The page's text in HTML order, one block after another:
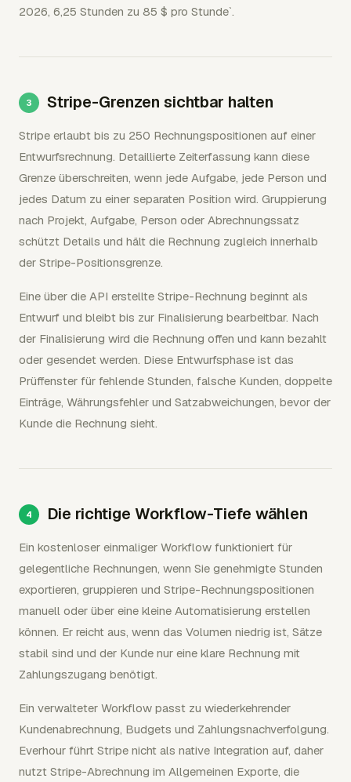
2026, 6,25 Stunden zu 85 $ pro Stunde`.
Stripe-Grenzen sichtbar halten
Stripe erlaubt bis zu 250 Rechnungspositionen auf einer
Entwurfsrechnung. Detaillierte Zeiterfassung kann diese
Grenze überschreiten, wenn jede Aufgabe, jede Person und
jedes Datum zu einer separaten Position wird. Gruppierung
nach Projekt, Aufgabe, Person oder Abrechnungssatz
schützt Details und hält die Rechnung zugleich innerhalb
der Stripe-Positionsgrenze.
Eine über die API erstellte Stripe-Rechnung beginnt als
Entwurf und bleibt bis zur Finalisierung bearbeitbar. Nach
der Finalisierung wird die Rechnung offen und kann bezahlt
oder gesendet werden. Diese Entwurfsphase ist das
Prüffenster für fehlende Stunden, falsche Kunden, doppelte
Einträge, Währungsfehler und Satzabweichungen, bevor der
Kunde die Rechnung sieht.
Die richtige Workflow-Tiefe wählen
Ein kostenloser einmaliger Workflow funktioniert für
gelegentliche Rechnungen, wenn Sie genehmigte Stunden
exportieren, gruppieren und Stripe-Rechnungspositionen
manuell oder über eine kleine Automatisierung erstellen
können. Er reicht aus, wenn das Volumen niedrig ist, Sätze
stabil sind und der Kunde nur eine klare Rechnung mit
Zahlungszugang benötigt.
Ein verwalteter Workflow passt zu wiederkehrender
Kundenabrechnung, Budgets und Zahlungsnachverfolgung.
Everhour führt Stripe nicht als native Integration auf, daher
nutzt Stripe-Abrechnung im Allgemeinen Exporte, die